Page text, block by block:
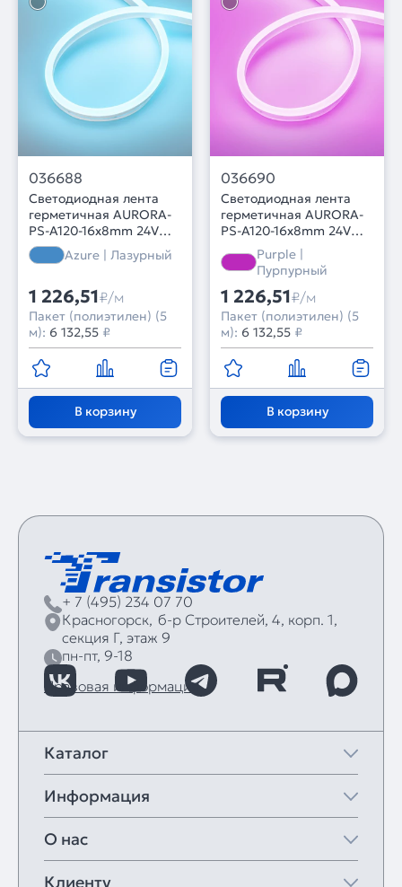
036688
Светодиодная лента
герметичная AURORA-
PS-A120-16x8mm 24V
Azure (10 W/m, IP65,
2835, 5m) (Arlight,
Azure | Лазурный
1 226,51₽/м
Пакет (полиэтилен) (5
м): 6 132,55 ₽
В корзину
036690
Светодиодная лента
герметичная AURORA-
PS-A120-16x8mm 24V
Purple (10 W/m, IP65,
2835, 5m) (Arlight,
Силикон, 2 года)
Purple |
Пурпурный
1 226,51₽/м
Пакет (полиэтилен) (5
м): 6 132,55 ₽
В корзину
+ 7 (495) 234 07 70
Красногорск, б‑р Строителей, 4, корп. 1,
секция Г, этаж 9
пн-пт, 9-18
Правовая информация
Каталог
Информация
О нас
Клиенту